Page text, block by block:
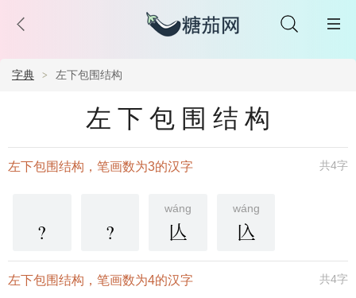
字典 左下包围结构
左下包围结构
共4字
左下包围结构，笔画数为3的汉字
? ?
wáng
亾
wáng
兦
共4字
左下包围结构，笔画数为4的汉字